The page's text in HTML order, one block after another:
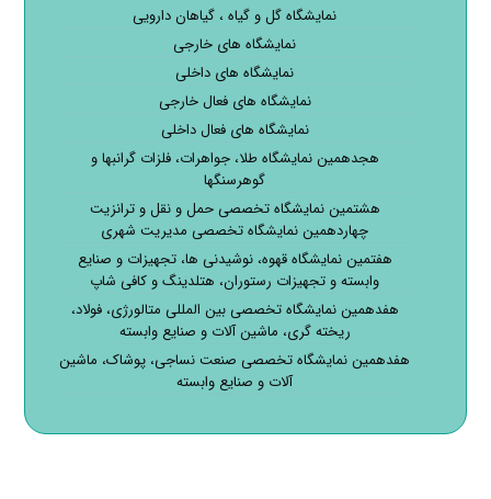
نمایشگاه گل و گیاه ، گیاهان دارویی
نمایشگاه های خارجی
نمایشگاه های داخلی
نمایشگاه های فعال خارجی
نمایشگاه های فعال داخلی
هجدهمین نمایشگاه طلا، جواهرات، فلزات گرانبها و
گوهرسنگها
هشتمین نمایشگاه تخصصی حمل و نقل و ترانزیت
چهاردهمین نمایشگاه تخصصی مدیریت شهری
هفتمین نمایشگاه قهوه، نوشیدنی ها، تجهیزات و صنایع
وابسته و تجهیزات رستوران، هتلدینگ و کافی شاپ
هفدهمین نمایشگاه تخصصی بین المللی متالورژی، فولاد،
ریخته گری، ماشین آلات و صنایع وابسته
هفدهمین نمایشگاه تخصصی صنعت نساجی، پوشاک، ماشین
آلات و صنایع وابسته